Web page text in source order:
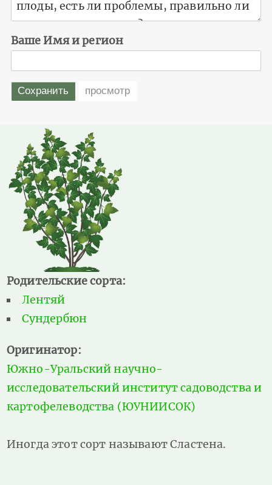
Ваше Имя и регион
Родительские сорта:
Лентяй
Сундербюн
Оригинатор:
Южно-Уральский научно-
исследовательский институт садоводства и
картофелеводства (ЮУНИИСОК)
Иногда этот сорт называют Сластена.